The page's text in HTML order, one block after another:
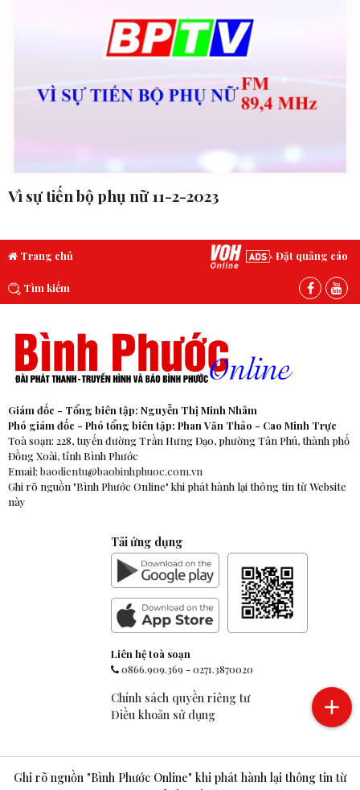
Vì sự tiến bộ phụ nữ 11-2-2023
Trang chủ Đặt quảng cáo
Tìm kiếm
Giám đốc - Tổng biên tập: Nguyễn Thị Minh Nhâm
Phó giám đốc - Phó tổng biên tập: Phan Văn Thảo - Cao Minh Trực
Toà soạn: 228, tuyến đường Trần Hưng Đạo, phường Tân Phú, thành phố
Đồng Xoài, tỉnh Bình Phước
Email: baodientu@baobinhphuoc.com.vn
Ghi rõ nguồn "Bình Phước Online" khi phát hành lại thông tin từ Website
này
Tải ứng dụng
Liên hệ toà soạn
0866.909.369-0271.3870020
Chính sách quyền riêng tư
Điều khoản sử dụng
Ghi rõ nguồn "Bình Phước Online" khi phát hành lại thông tin từ